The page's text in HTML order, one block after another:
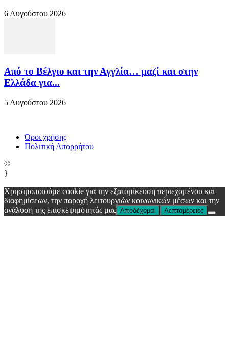
6 Αυγούστου 2026
Από το Βέλγιο και την Αγγλία… μαζί και στην
Ελλάδα για...
5 Αυγούστου 2026
Όροι χρήσης
Πολιτική Απορρήτου
©
}
Χρησιμοποιούμε cookie για την εξατομίκευση περιεχομένου και
διαφημίσεων, την παροχή λειτουργιών κοινωνικών μέσων και την
ανάλυση της επισκεψιμότητάς μας Αποδέχομαι Λεπτομέρειες